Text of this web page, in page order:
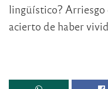
lingüístico? Arriesgo
acierto de haber